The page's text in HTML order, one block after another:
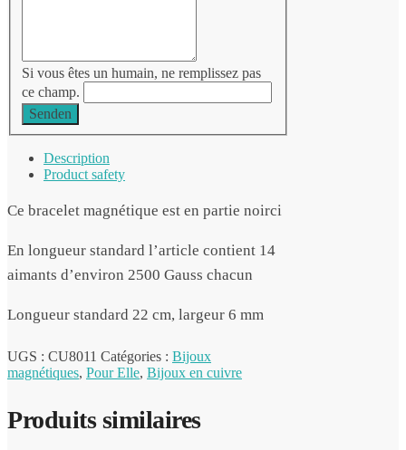
Si vous êtes un humain, ne remplissez pas
ce champ.
Senden
Description
Product safety
Ce bracelet magnétique est en partie noirci
En longueur standard l’article contient 14
aimants d’environ 2500 Gauss chacun
Longueur standard 22 cm, largeur 6 mm
UGS : CU8011 Catégories : Bijoux
magnétiques, Pour Elle, Bijoux en cuivre
Produits similaires